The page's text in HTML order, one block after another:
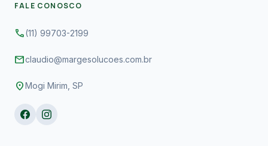
FALE CONOSCO
phone(11) 99703-2199
mailclaudio@margesolucoes.com.br
location_onMogi Mirim, SP